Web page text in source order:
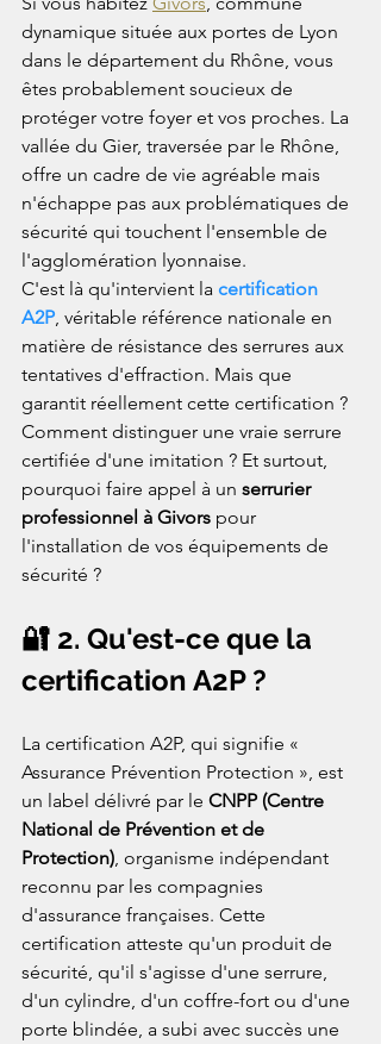
dynamique située aux portes de Lyon
dans le département du Rhône, vous
êtes probablement soucieux de
protéger votre foyer et vos proches. La
vallée du Gier, traversée par le Rhône,
offre un cadre de vie agréable mais
n'échappe pas aux problématiques de
sécurité qui touchent l'ensemble de
l'agglomération lyonnaise.
C'est là qu'intervient la certification
A2P , véritable référence nationale en
matière de résistance des serrures aux
tentatives d'effraction. Mais que
garantit réellement cette certification ?
Comment distinguer une vraie serrure
certifiée d'une imitation ? Et surtout,
pourquoi faire appel à un serrurier
professionnel à Givors pour
l'installation de vos équipements de
sécurité ?
🔐 2. Qu'est-ce que la
certification A2P ?
La certification A2P, qui signifie «
Assurance Prévention Protection », est
un label délivré par le CNPP (Centre
National de Prévention et de
Protection) , organisme indépendant
reconnu par les compagnies
d'assurance françaises. Cette
certification atteste qu'un produit de
sécurité, qu'il s'agisse d'une serrure,
d'un cylindre, d'un coffre-fort ou d'une
porte blindée, a subi avec succès une